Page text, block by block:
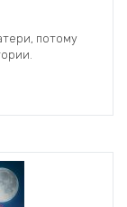
потому